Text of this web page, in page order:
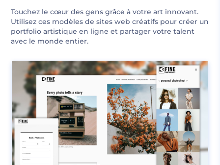
Touchez le cœur des gens grâce à votre art innovant.
Utilisez ces modèles de sites web créatifs pour créer un
portfolio artistique en ligne et partager votre talent
avec le monde entier.